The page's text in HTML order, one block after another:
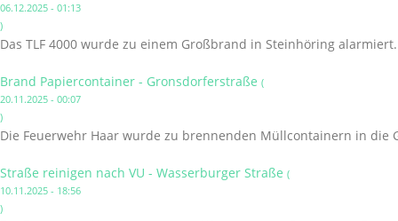
06.12.2025 - 01:13
)
Das TLF 4000 wurde zu einem Großbrand in Steinhöring alarmiert.
Brand Papiercontainer - Gronsdorferstraße (
20.11.2025 - 00:07
)
Die Feuerwehr Haar wurde zu brennenden Müllcontainern in die
Straße reinigen nach VU - Wasserburger Straße (
10.11.2025 - 18:56
)